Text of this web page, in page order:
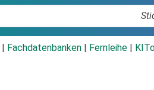
Fachdatenbanken Fernleihe